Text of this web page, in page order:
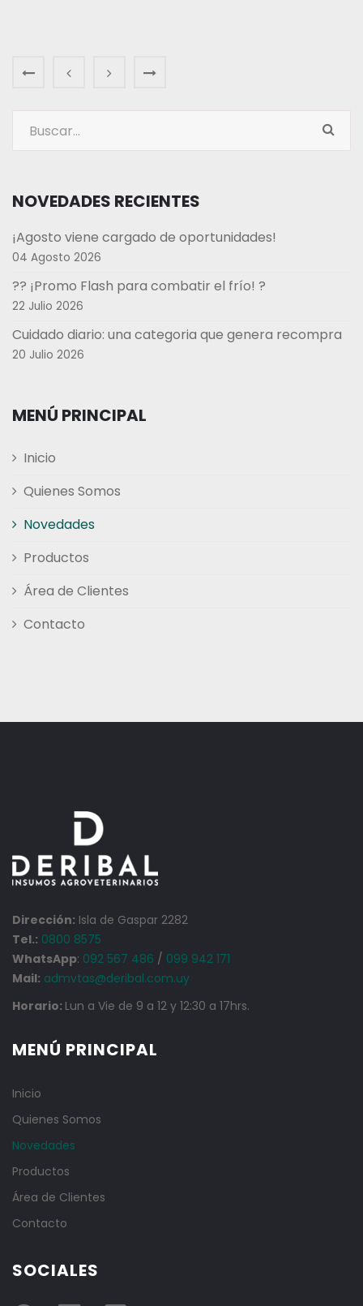
NOVEDADES RECIENTES
¡Agosto viene cargado de oportunidades!
04 Agosto 2026
?? ¡Promo Flash para combatir el frío! ?
22 Julio 2026
Cuidado diario: una categoria que genera recompra
20 Julio 2026
MENÚ PRINCIPAL
Inicio
Quienes Somos
Novedades
Productos
Área de Clientes
Contacto
Dirección: Isla de Gaspar 2282
Tel.: 0800 8575
WhatsApp: 092 567 486 / 099 942 171
Mail: admvtas@deribal.com.uy
Horario: Lun a Vie de 9 a 12 y 12:30 a 17hrs.
MENÚ PRINCIPAL
Inicio
Quienes Somos
Novedades
Productos
Área de Clientes
Contacto
SOCIALES